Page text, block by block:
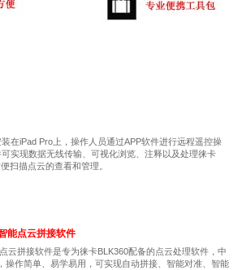
在iPad Pro上，操作人员通过APP软件进行远程遥控操
实现数据无线传输、可视化浏览、注释以及处理徕卡
扫描点云的查看和管理。
能点云拼接软件
云拼接软件是专为徕卡BLK360配备的点云处理软件，中
操作简单、易学易用，可实现自动拼接、智能对准、智能